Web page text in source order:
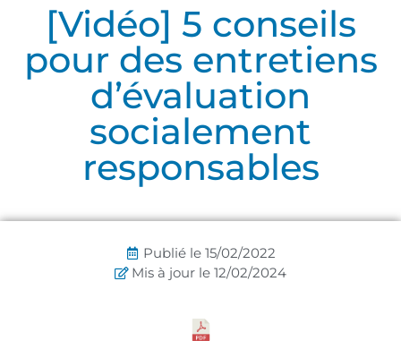
[Vidéo] 5 conseils
pour des entretiens
d’évaluation
socialement
responsables
Publié le 15/02/2022
Mis à jour le 12/02/2024